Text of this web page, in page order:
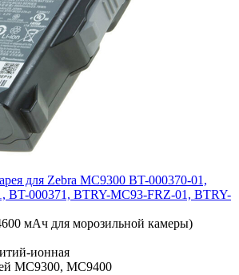
для Zebra MC9300 BT-000370-01,
BT-000371, BTRY-MC93-FRZ-01, BTRY-
мАч для морозильной камеры)
ионная
MC9300, MC9400